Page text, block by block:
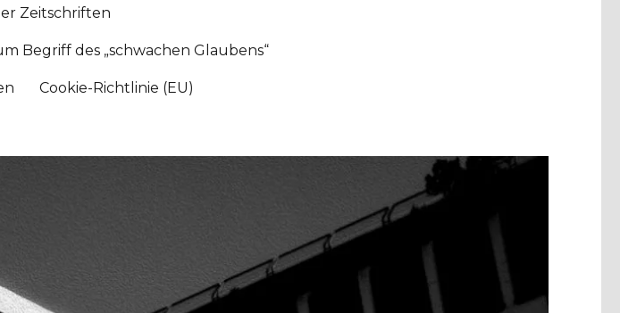
Zeitschriften
Begriff des „schwachen Glaubens“
Cookie-Richtlinie (EU)